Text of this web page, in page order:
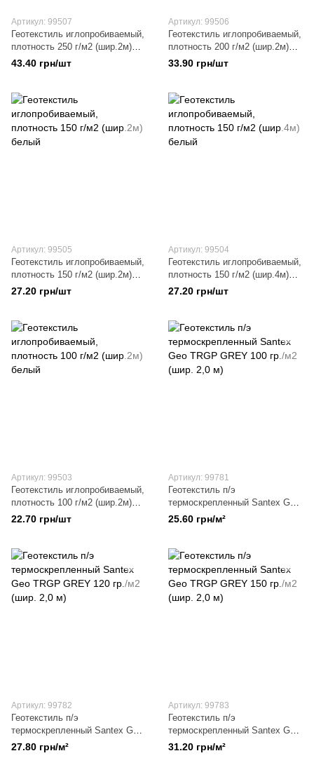
Артикул: 99507
Геотекстиль иглопробиваемый,
плотность 250 г/м2 (шир.2м)
белый
43.40 грн/шт
Артикул: 99506
Геотекстиль иглопробиваемый,
плотность 200 г/м2 (шир.2м)
белый
33.90 грн/шт
Артикул: 99505
Геотекстиль иглопробиваемый,
плотность 150 г/м2 (шир.2м)
белый
27.20 грн/шт
Артикул: 99504
Геотекстиль иглопробиваемый,
плотность 150 г/м2 (шир.4м)
белый
27.20 грн/шт
Артикул: 99503
Геотекстиль иглопробиваемый,
плотность 100 г/м2 (шир.2м)
белый
22.70 грн/шт
Артикул: 99781
Геотекстиль п/э
термоскрепленный Santex Geo
TRGP GREY 100 гр./м2 (шир.
25.60 грн/м²
Артикул: 99782
Геотекстиль п/э
термоскрепленный Santex Geo
TRGP GREY 120 гр./м2 (шир.
27.80 грн/м²
Артикул: 99783
Геотекстиль п/э
термоскрепленный Santex Geo
TRGP GREY 150 гр./м2 (шир.
31.20 грн/м²